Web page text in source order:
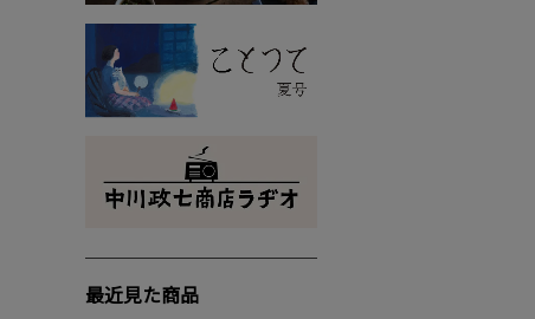
最近見た商品